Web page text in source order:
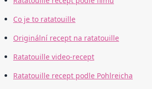
Co je to ratatouille
Originální recept na ratatouille
Ratatouille video-recept
Ratatouille recept podle Pohlreicha